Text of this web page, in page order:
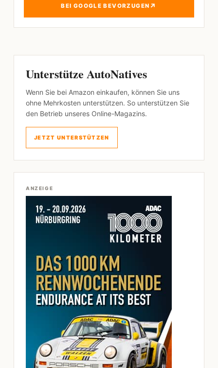
BEI GOOGLE BEVORZUGEN ↗
Unterstütze AutoNatives
Wenn Sie bei Amazon einkaufen, können Sie uns
ohne Mehrkosten unterstützen. So unterstützen Sie
den Betrieb unseres Online-Magazins.
JETZT UNTERSTÜTZEN
ANZEIGE